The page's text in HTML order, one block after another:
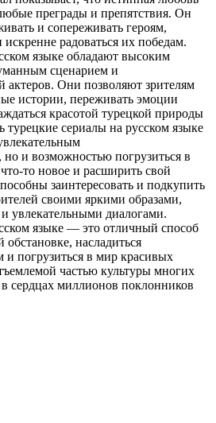
преграды и препятствия. Он
и сопереживать героям,
искренне радоваться их победам.
языке обладают высоким
сценарием и
актеров. Они позволяют зрителям
истории, переживать эмоции
красотой турецкой природы
турецкие сериалы на русском языке
и возможностью погрузиться в
то новое и расширить свой
заинтересовать и подкупить
своими яркими образами,
увлекательными диалогами.
языке — это отличный способ
насладиться
и погрузиться в мир красивых
частью культуры многих
в сердцах миллионов поклонников